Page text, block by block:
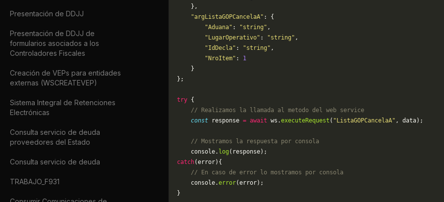
Presentación de DDJJ
Presentación de DDJJ de
formularios asociados a los
Controladores Fiscales
Creación de VEPs para entidades
externas (WSCREATEVEP)
Sistema Integral de Retenciones
Electrónicas
Consulta servicio de deuda
proveedores del Estado
Consulta servicio de deuda
TRABAJO_F931
    },
    "argListaGOPCancelaA"
: {
        "Aduana"
: "string" ,
        "LugarOperativo"
: "string" ,
        "IdDecla"
: "string" ,
        "NroItem"
: 1
    }
};
try {
    // Realizamos la llamada al metodo del web service
    const
response = await ws.executeRequest ( "ListaGOPCancelaA" , data);
    // Mostramos la respuesta por consola
    console.
log (response);
catch(error){
    // En caso de error lo mostramos por consola
	console.
error(error);
}